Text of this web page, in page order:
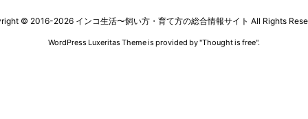
© 2016-2026 インコ生活〜飼い方・育て方の総合情報サイト All Rights
WordPress Luxeritas Theme is provided by "Thought is free".